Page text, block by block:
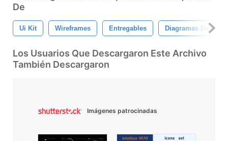
De
Ui Kit Wireframes Entregables Diagramas De Flujo
Los Usuarios Que Descargaron Este Archivo
También Descargaron
Imágenes patrocinadas